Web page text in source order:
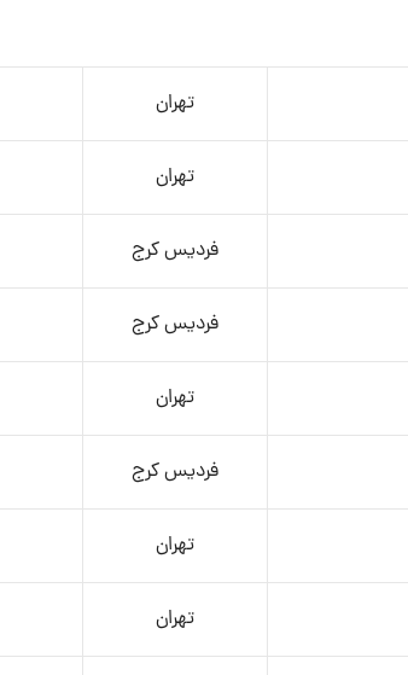
تهران
تهران
فردیس کرج
فردیس کرج
تهران
فردیس کرج
تهران
تهران